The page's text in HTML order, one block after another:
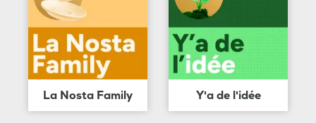
La Nosta Family Y'a de l'idée